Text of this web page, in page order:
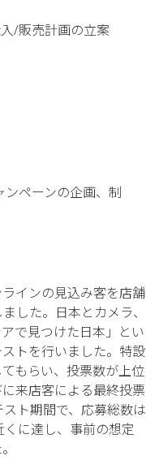
/販売計画の立案
ペーンの企画、制
インの見込み客を店舗
した。日本とカメラ、
で見つけた日本」とい
トを行いました。特設
もらい、投票数が上位
来店客による最終投票
ト期間で、応募総数は
に達し、事前の想定